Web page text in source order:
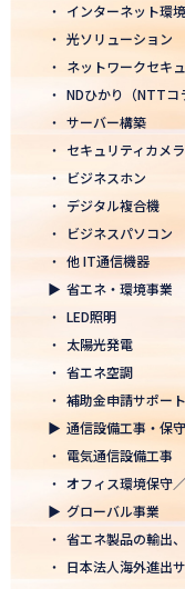
一年の感謝を込めて、
2025.12.12
年末年始休業のお知らせ
2025年度上期「NTT-
2025.11.06
「心を高め、経営を伸
世界大会」に参画
モノづくりフェア2025
2025.10.17
結束を深めた2日間！創
2025.10.07
【日本電通グループ内
集まりました！
2025.09.11
松山オフィスお引っ越
・ インターネット環
・ 光ソリューション
・ ネットワークセキ
・ NDひかり（NTTコ
・ サーバー構築
・ セキュリティカメラ
・
ビジネスホン
・ デジタル複合機
・
ビジネスパソコン
・ 他 IT通信機器
▶ 省エネ・環境事業
・ LED照明
・ 太陽光発電
・ 省エネ空調
・ 補助金申請サポート
▶ 通信設備工事・保
・ 電気通信設備工事
・ オフィス環境保守
▶ グローバル事業
・ 省エネ製品の輸出
・ 日本法人海外進出